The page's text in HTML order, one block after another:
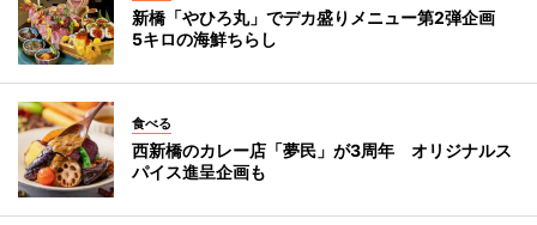
新橋「やひろ丸」でデカ盛りメニュー第2弾企画
5キロの海鮮ちらし
食べる
西新橋のカレー店「夢民」が3周年 オリジナルス
パイス進呈企画も